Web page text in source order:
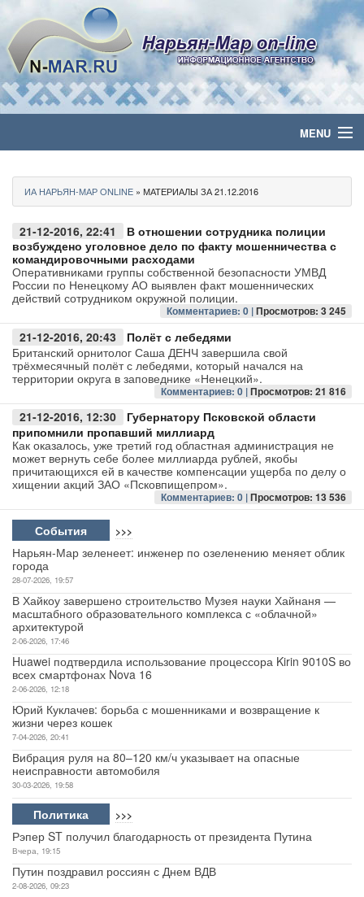
MENU
Политика
Бизнес
Общество
Медиа
Спорт
Контакты
ИА НАРЬЯН-МАР ONLINE » МАТЕРИАЛЫ ЗА 21.12.2016
21-12-2016, 22:41
В отношении сотрудника полиции
возбуждено уголовное дело по факту мошенничества с
командировочными расходами
Оперативниками группы собственной безопасности УМВД
России по Ненецкому АО выявлен факт мошеннических
действий сотрудником окружной полиции.
Комментариев: 0 |Просмотров: 3 245
21-12-2016, 20:43
Полёт с лебедями
Британский орнитолог Саша ДЕНЧ завершила свой
трёхмесячный полёт с лебедями, который начался на
территории округа в заповеднике «Ненецкий».
Комментариев: 0 |Просмотров: 21 816
21-12-2016, 12:30
Губернатору Псковской области
припомнили пропавший миллиард
Как оказалось, уже третий год областная администрация не
может вернуть себе более миллиарда рублей, якобы
причитающихся ей в качестве компенсации ущерба по делу о
хищении акций ЗАО «Псковпищепром».
Комментариев: 0 |Просмотров: 13 536
События >>>
Нарьян-Мар зеленеет: инженер по озеленению меняет облик
города
28-07-2026, 19:57
В Хайкоу завершено строительство Музея науки Хайнаня —
масштабного образовательного комплекса с «облачной»
архитектурой
2-06-2026, 17:46
Huawei подтвердила использование процессора Kirin 9010S во
всех смартфонах Nova 16
2-06-2026, 12:18
Юрий Куклачев: борьба с мошенниками и возвращение к
жизни через кошек
7-04-2026, 20:41
Вибрация руля на 80–120 км/ч указывает на опасные
неисправности автомобиля
30-03-2026, 19:58
Политика >>>
Рэпер ST получил благодарность от президента Путина
Вчера, 19:15
Путин поздравил россиян с Днем ВДВ
2-08-2026, 09:23